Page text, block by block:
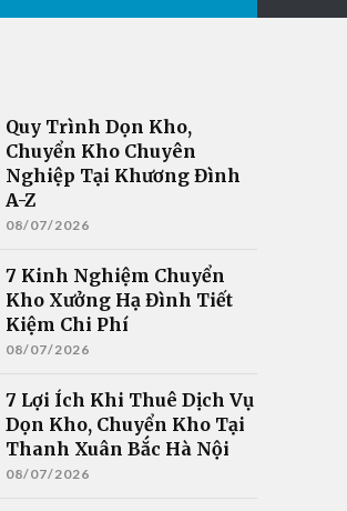
Quy Trình Dọn Kho,
Chuyển Kho Chuyên
Nghiệp Tại Khương Đình
A-Z
08/07/2026
7 Kinh Nghiệm Chuyển
Kho Xưởng Hạ Đình Tiết
Kiệm Chi Phí
08/07/2026
7 Lợi Ích Khi Thuê Dịch Vụ
Dọn Kho, Chuyển Kho Tại
Thanh Xuân Bắc Hà Nội
08/07/2026